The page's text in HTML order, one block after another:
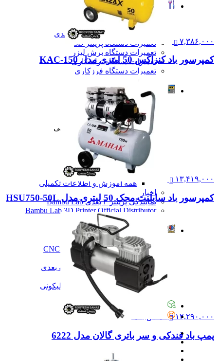
تعمیرات
تعمیرات
تعمیرات دستگاه CNC
تعمیرات دستگاه اسکن سه بعدی
تعمیرات دستگاه پرینتر 3D
تعمیرات دستگاه برش لیزر
تعمیرات دستگاه تراشکاری
تعمیرات دستگاه فرزکاری
مقالات
مقالات
مقایسه دستگاه های صنعتی
آموزش و اطلاعات تکمیلی
آموزش و اطلاعات تکمیلی
آموزش فرزکاری
آموزش تراشکاری
آموزش پرینتر سه بعدی
آموزش اسکنر سه بعدی
آموزش CNC
همه آموزش و اطلاعات تکمیلی
اخبار
نمایندگی پرینتر ۳ بعدی Bambu Lab
Bambu Lab 3D Printer Official Distributor
همه مقالات
آموزش
آموزش نرم‌افزار G-code برای CNC
آموزش نرم‌افزار سالیدورک
آموزش جامع ساخت پرینتر سه بعدی
آموزش تراشکاری
آموزش کامل ساخت قالب سیلیکونی
همه آموزش
پیگیری سفارشات
۷,۳۸۶,۰۰۰
کمپرسور باد کنزاکس 50 لیتری مدل KAC-150
۱۳,۴۱۹,۰۰۰
کمپرسور باد سایلنت محک 50 لیتری مدل HSU750-50L
۱۲,۲۹۰,۰۰۰
پمپ باد فندکی و سر باتری گالان مدل 6222